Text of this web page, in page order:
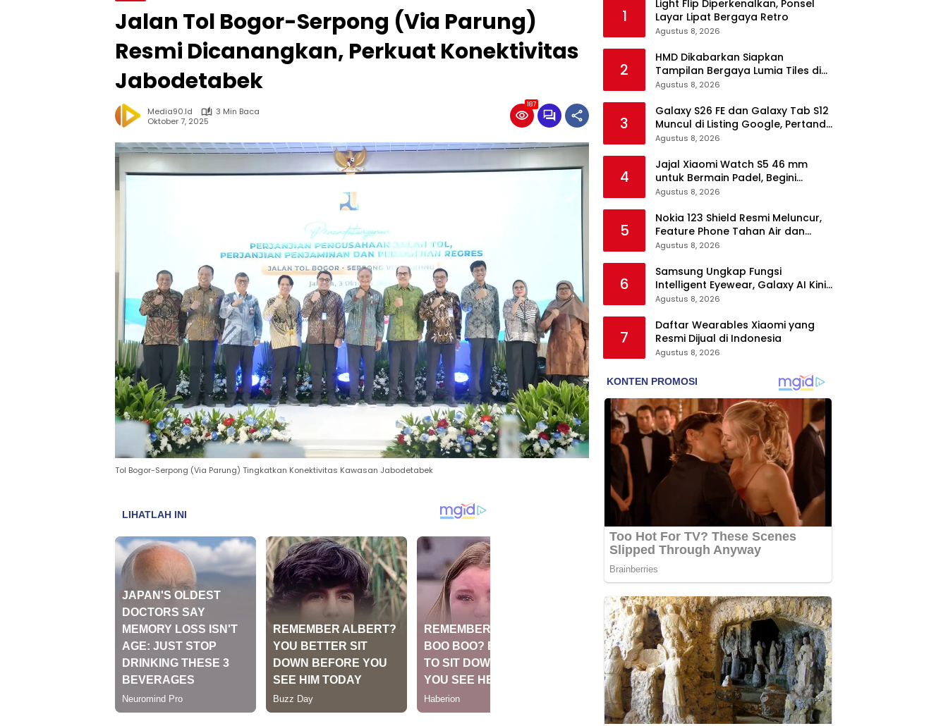
Jalan Tol Bogor-Serpong (Via Parung)
Resmi Dicanangkan, Perkuat Konektivitas
Jabodetabek
Media90.id
3 Min Baca
Oktober 7, 2025
187
Tol Bogor-Serpong (Via Parung) Tingkatkan Konektivitas Kawasan Jabodetabek
1
Light Flip Diperkenalkan, Ponsel
Layar Lipat Bergaya Retro
Agustus 8, 2026
2
HMD Dikabarkan Siapkan
Tampilan Bergaya Lumia Tiles di
Ponsel Android
Agustus 8, 2026
3
Galaxy S26 FE dan Galaxy Tab S12
Muncul di Listing Google, Pertanda
Segera Rilis?
Agustus 8, 2026
4
Jajal Xiaomi Watch S5 46 mm
untuk Bermain Padel, Begini
Kemampuannya
Agustus 8, 2026
5
Nokia 123 Shield Resmi Meluncur,
Feature Phone Tahan Air dan
Debu
Agustus 8, 2026
6
Samsung Ungkap Fungsi
Intelligent Eyewear, Galaxy AI Kini
Bisa Diakses Tanpa Layar
Agustus 8, 2026
7
Daftar Wearables Xiaomi yang
Resmi Dijual di Indonesia
Agustus 8, 2026